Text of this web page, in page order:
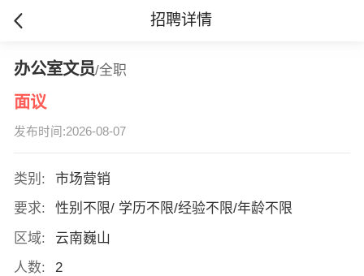
招聘详情
办公室文员/全职
面议
发布时间:2026-08-07
类别:
市场营销
要求:
性别不限/ 学历不限/经验不限/年龄不限
区域:
云南巍山
人数:
2